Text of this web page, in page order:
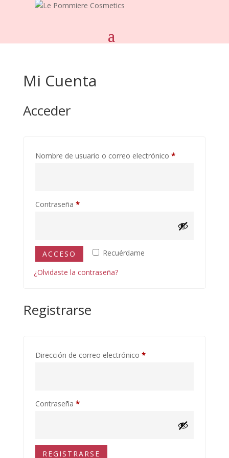
Mi Cuenta
Acceder
Nombre de usuario o correo electrónico *Obligatorio
Contraseña *Obligatorio
Recuérdame
ACCESO
¿Olvidaste la contraseña?
Registrarse
Dirección de correo electrónico *Obligatorio
Contraseña *Obligatorio
REGISTRARSE